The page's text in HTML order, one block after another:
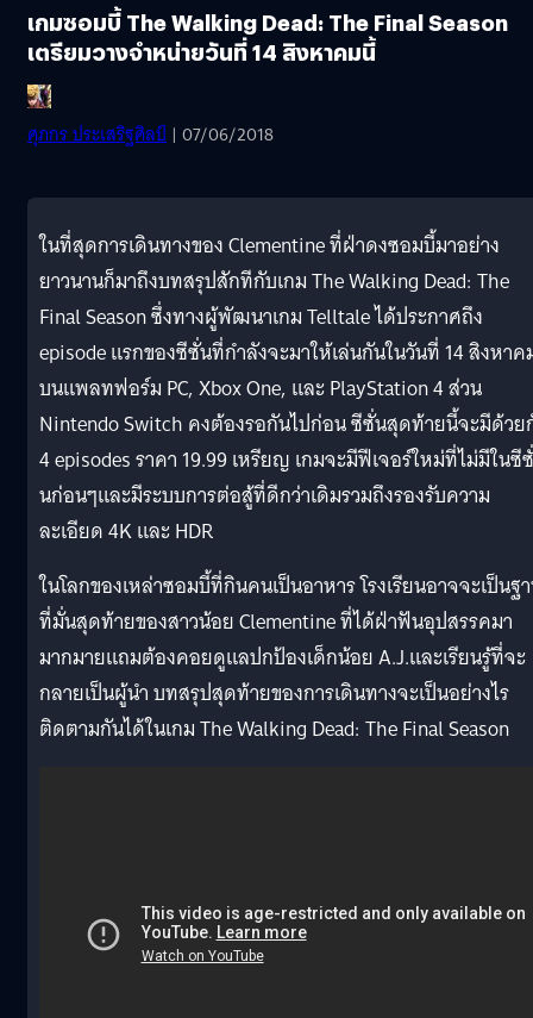
เกมซอมบี้ The Walking Dead: The Final Season
เตรียมวางจำหน่ายวันที่ 14 สิงหาคมนี้
ศุภกร ประเสริฐศิลป์ | 07/06/2018
ในที่สุดการเดินทางของ Clementine ที่ฝ่าดงซอมบี้มาอย่าง
ยาวนานก็มาถึงบทสรุปสักทีกับเกม The Walking Dead: The
Final Season ซึ่งทางผู้พัฒนาเกม Telltale ได้ประกาศถึง
episode แรกของซีซั่นที่กำลังจะมาให้เล่นกันในวันที่ 14 สิงหาค
บนแพลทฟอร์ม PC, Xbox One, และ PlayStation 4 ส่วน
Nintendo Switch คงต้องรอกันไปก่อน ซีซั่นสุดท้ายนี้จะมีด้ว
4 episodes ราคา 19.99 เหรียญ เกมจะมีฟีเจอร์ใหม่ที่ไม่มีในซีซั่
นก่อนๆและมีระบบการต่อสู้ที่ดีกว่าเดิมรวมถึงรองรับความ
ละเอียด 4K และ HDR
ในโลกของเหล่าซอมบี้ที่กินคนเป็นอาหาร โรงเรียนอาจจะเป็นฐ
ที่มั่นสุดท้ายของสาวน้อย Clementine ที่ได้ฝ่าฟันอุปสรรคมา
มากมายแถมต้องคอยดูแลปกป้องเด็กน้อย A.J.และเรียนรู้ที่จะ
กลายเป็นผู้นำ บทสรุปสุดท้ายของการเดินทางจะเป็นอย่างไร
ติดตามกันได้ในเกม The Walking Dead: The Final Season